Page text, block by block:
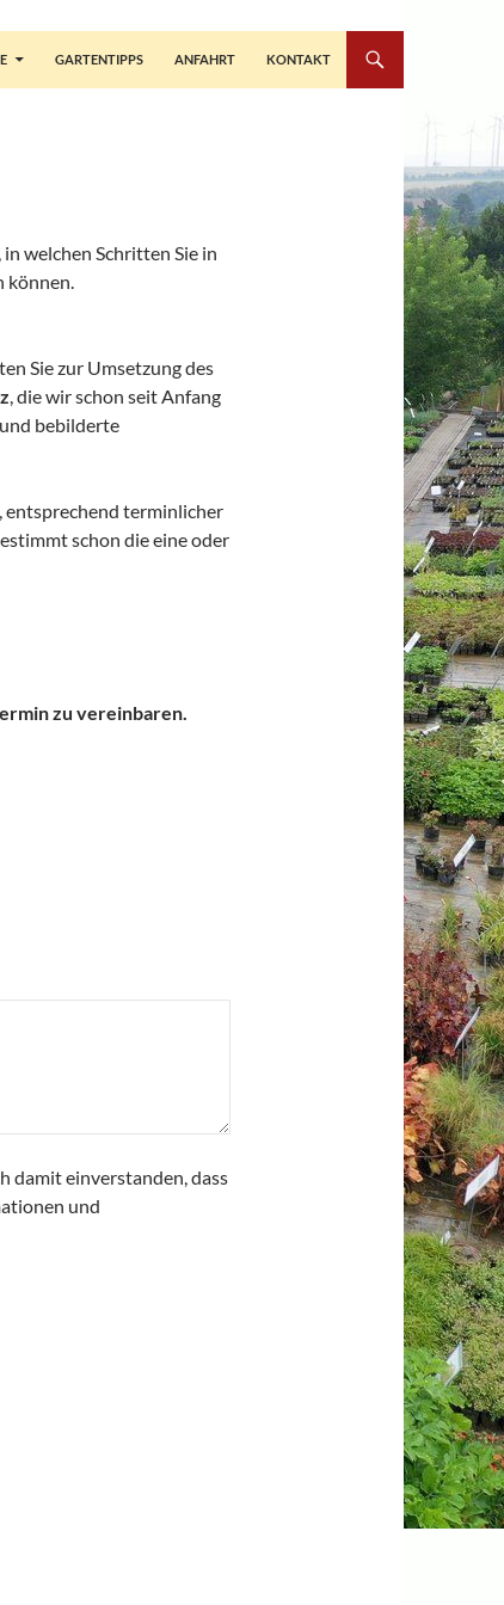
GARTENTIPPS ANFAHRT KONTAKT
welchen Schritten Sie in
können.
Sie zur Umsetzung des
, die wir schon seit Anfang
bebilderte
terminlicher
schon die eine oder
zu vereinbaren.
damit einverstanden, dass
und